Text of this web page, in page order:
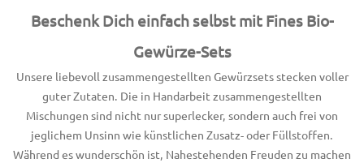
Beschenk Dich einfach selbst mit Fines Bio-
Gewürze-Sets
Unsere liebevoll zusammengestellten Gewürzsets stecken voller
guter Zutaten. Die in Handarbeit zusammengestellten
Mischungen sind nicht nur superlecker, sondern auch frei von
jeglichem Unsinn wie künstlichen Zusatz- oder Füllstoffen.
Während es wunderschön ist, Nahestehenden Freuden zu machen